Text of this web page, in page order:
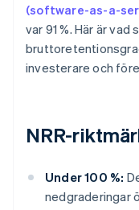
(software-as-a-
var 91 %. Här är
investerare och
NRR-
Under 100 %:
nedgraderingar